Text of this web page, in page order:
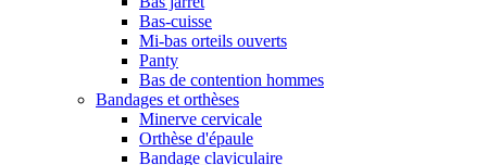
Bas-cuisse
Mi-bas orteils ouverts
Panty
Bas de contention hommes
Bandages et orthèses
Minerve cervicale
Orthèse d'épaule
Bandage claviculaire